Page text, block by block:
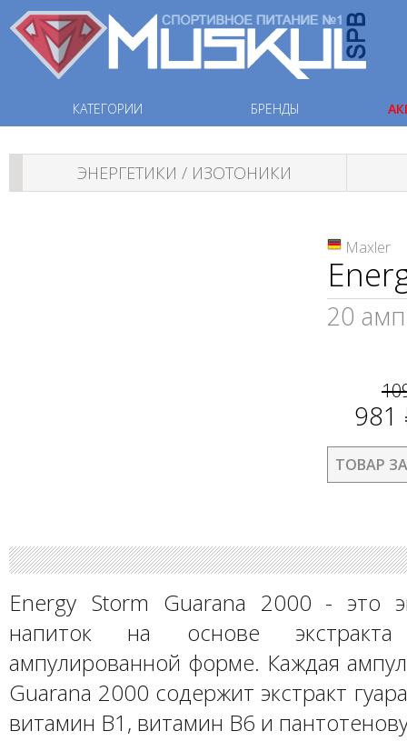
КАТЕГОРИИ БРЕНДЫ
ЭНЕРГЕТИКИ / ИЗОТОНИКИ
Maxler
20
981
ТОВАР
Energy Storm Guarana 2000 - это
напиток на основе
ампулированной форме. Каждая
Guarana 2000 содержит экстракт
витамин В1, витамин В6 и